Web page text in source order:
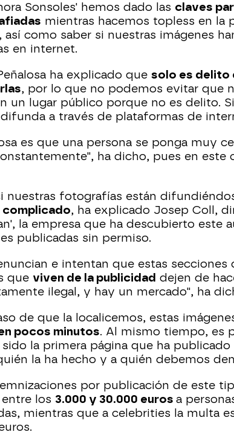
Sonsoles' hemos dado las claves
mientras hacemos topless en la
así como saber si nuestras imágenes
en internet.
ha explicado que solo es delito
, por lo que no podemos evitar que
un lugar público porque no es delito.
a través de plataformas de
es que una persona se ponga muy
ha dicho, pues en este
nuestras fotografías están
complicado, ha explicado Josep Coll,
la empresa que ha descubierto este
publicadas sin permiso.
e intentan que estas secciones
que viven de la publicidad dejen de
ilegal, y hay un mercado", ha
de que la localicemos, estas
pocos minutos. Al mismo tiempo, es
sido la primera página que ha
la ha hecho y a quién debemos
por publicación de este
los 3.000 y 30.000 euros a
mientras que a celebrities la multa